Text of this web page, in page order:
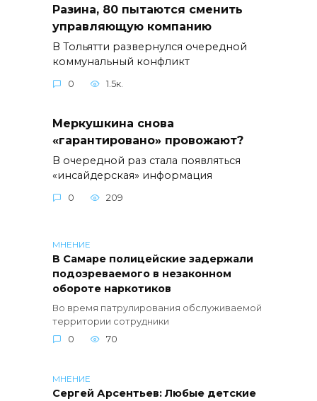
Разина, 80 пытаются сменить
управляющую компанию
В Тольятти развернулся очередной
коммунальный конфликт
0 1.5к.
Меркушкина снова
«гарантировано» провожают?
В очередной раз стала появляться
«инсайдерская» информация
0 209
МНЕНИЕ
В Самаре полицейские задержали
подозреваемого в незаконном
обороте наркотиков
Во время патрулирования обслуживаемой
территории сотрудники
0
70
МНЕНИЕ
Сергей Арсентьев: Любые детские